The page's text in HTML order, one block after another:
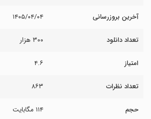
آخرین بروزرسانی ۱۴۰۵/۰۴/۰۴
تعداد دانلود ۳۰۰ هزار
امتیاز ۴.۶
تعداد نظرات ۸۶۳
حجم ۱۱۴ مگابایت